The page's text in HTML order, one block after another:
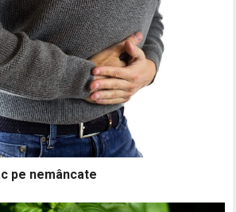
pe nemâncate